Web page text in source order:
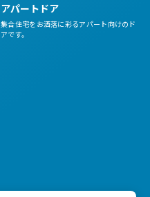
アパートドア
集合住宅をお洒落に彩るアパート向けのド
アです。